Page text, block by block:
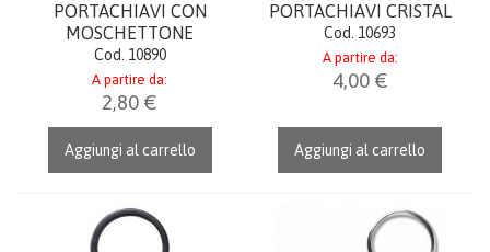
PORTACHIAVI CON
MOSCHETTONE
Cod. 10890
A partire da:
2,80 €
Aggiungi al carrello
PORTACHIAVI CRISTAL
Cod. 10693
A partire da:
4,00 €
Aggiungi al carrello